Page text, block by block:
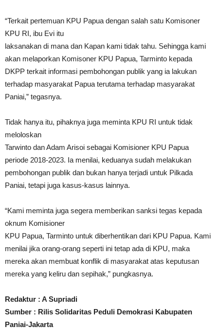
“Terkait pertemuan KPU Papua dengan salah satu Komisoner
KPU RI, ibu Evi itu
laksanakan di mana dan Kapan kami tidak tahu. Sehingga kami
akan melaporkan Komisoner KPU Papua, Tarminto kepada
DKPP terkait informasi pembohongan publik yang ia lakukan
terhadap masyarakat Papua terutama terhadap masyarakat
Paniai,” tegasnya.
Tidak hanya itu, pihaknya juga meminta KPU RI untuk tidak
meloloskan
Tarwinto dan Adam Arisoi sebagai Komisioner KPU Papua
periode 2018-2023. Ia menilai, keduanya sudah melakukan
pembohongan publik dan bukan hanya terjadi untuk Pilkada
Paniai, tetapi juga kasus-kasus lainnya.
“Kami meminta juga segera memberikan sanksi tegas kepada
oknum Komisioner
KPU Papua, Tarminto untuk diberhentikan dari KPU Papua. Kami
menilai jika orang-orang seperti ini tetap ada di KPU, maka
mereka akan membuat konflik di masyarakat atas keputusan
mereka yang keliru dan sepihak,” pungkasnya.
Redaktur : A Supriadi
Sumber : Rilis Solidaritas Peduli Demokrasi Kabupaten
Paniai-Jakarta